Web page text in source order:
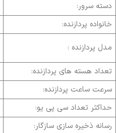
دسته سرور:
خانواده پردازنده:
مدل پردازنده :
تعداد هسته های پردازنده:
سرعت ساعت پردازنده:
حداکثر تعداد سی پی یو:
رسانه ذخیره سازی سازگار: